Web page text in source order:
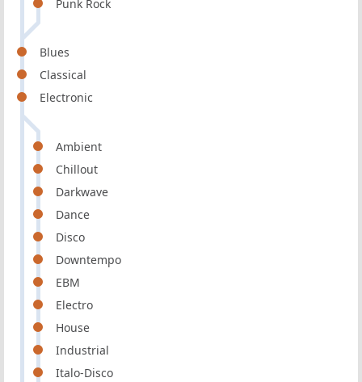
Punk Rock
Blues
Classical
Electronic
Ambient
Chillout
Darkwave
Dance
Disco
Downtempo
EBM
Electro
House
Industrial
Italo-Disco